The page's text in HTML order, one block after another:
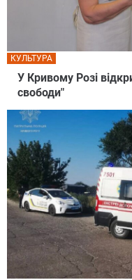
У Кривому Розі
свободи"
КУЛЬТУРА